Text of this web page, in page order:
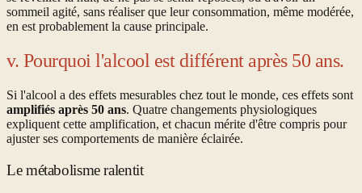
sommeil agité, sans réaliser que leur consommation, même modérée,
en est probablement la cause principale.
v. Pourquoi l'alcool est différent après 50 ans.
Si l'alcool a des effets mesurables chez tout le monde, ces effets sont
amplifiés après 50 ans. Quatre changements physiologiques
expliquent cette amplification, et chacun mérite d'être compris pour
ajuster ses comportements de manière éclairée.
Le métabolisme ralentit